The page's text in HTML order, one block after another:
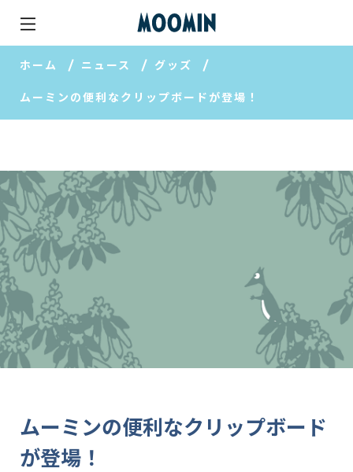
ホーム ニュース グッズ
ムーミンの便利なクリップボードが登場！
ムーミンの便利なクリップボード
が登場！